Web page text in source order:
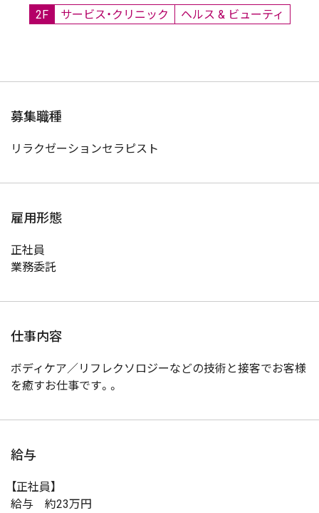
2F サービス・クリニック ヘルス & ビューティ
募集職種
リラクゼーションセラピスト
雇用形態
正社員
業務委託
仕事内容
ボディケア／リフレクソロジーなどの技術と接客でお客様
を癒すお仕事です。。
給与
【正社員】
給与 約23万円